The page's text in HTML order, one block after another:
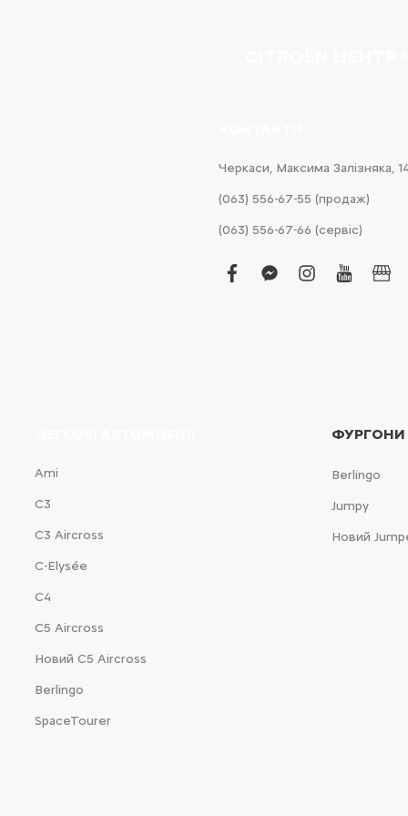
Черкаси, Максима Залізняка,
(063) 556-67-55 (продаж)
(063) 556-67-66 (сервіс)
facebook
facebook-
instagram
youtube
Ami
С3
С3 Aircross
C-Elysée
С4
С5 Aircross
Новий С5 Aircross
Berlingo
SpaceTourer
ФУРГОНИ
Berlingo
Jumpy
Новий